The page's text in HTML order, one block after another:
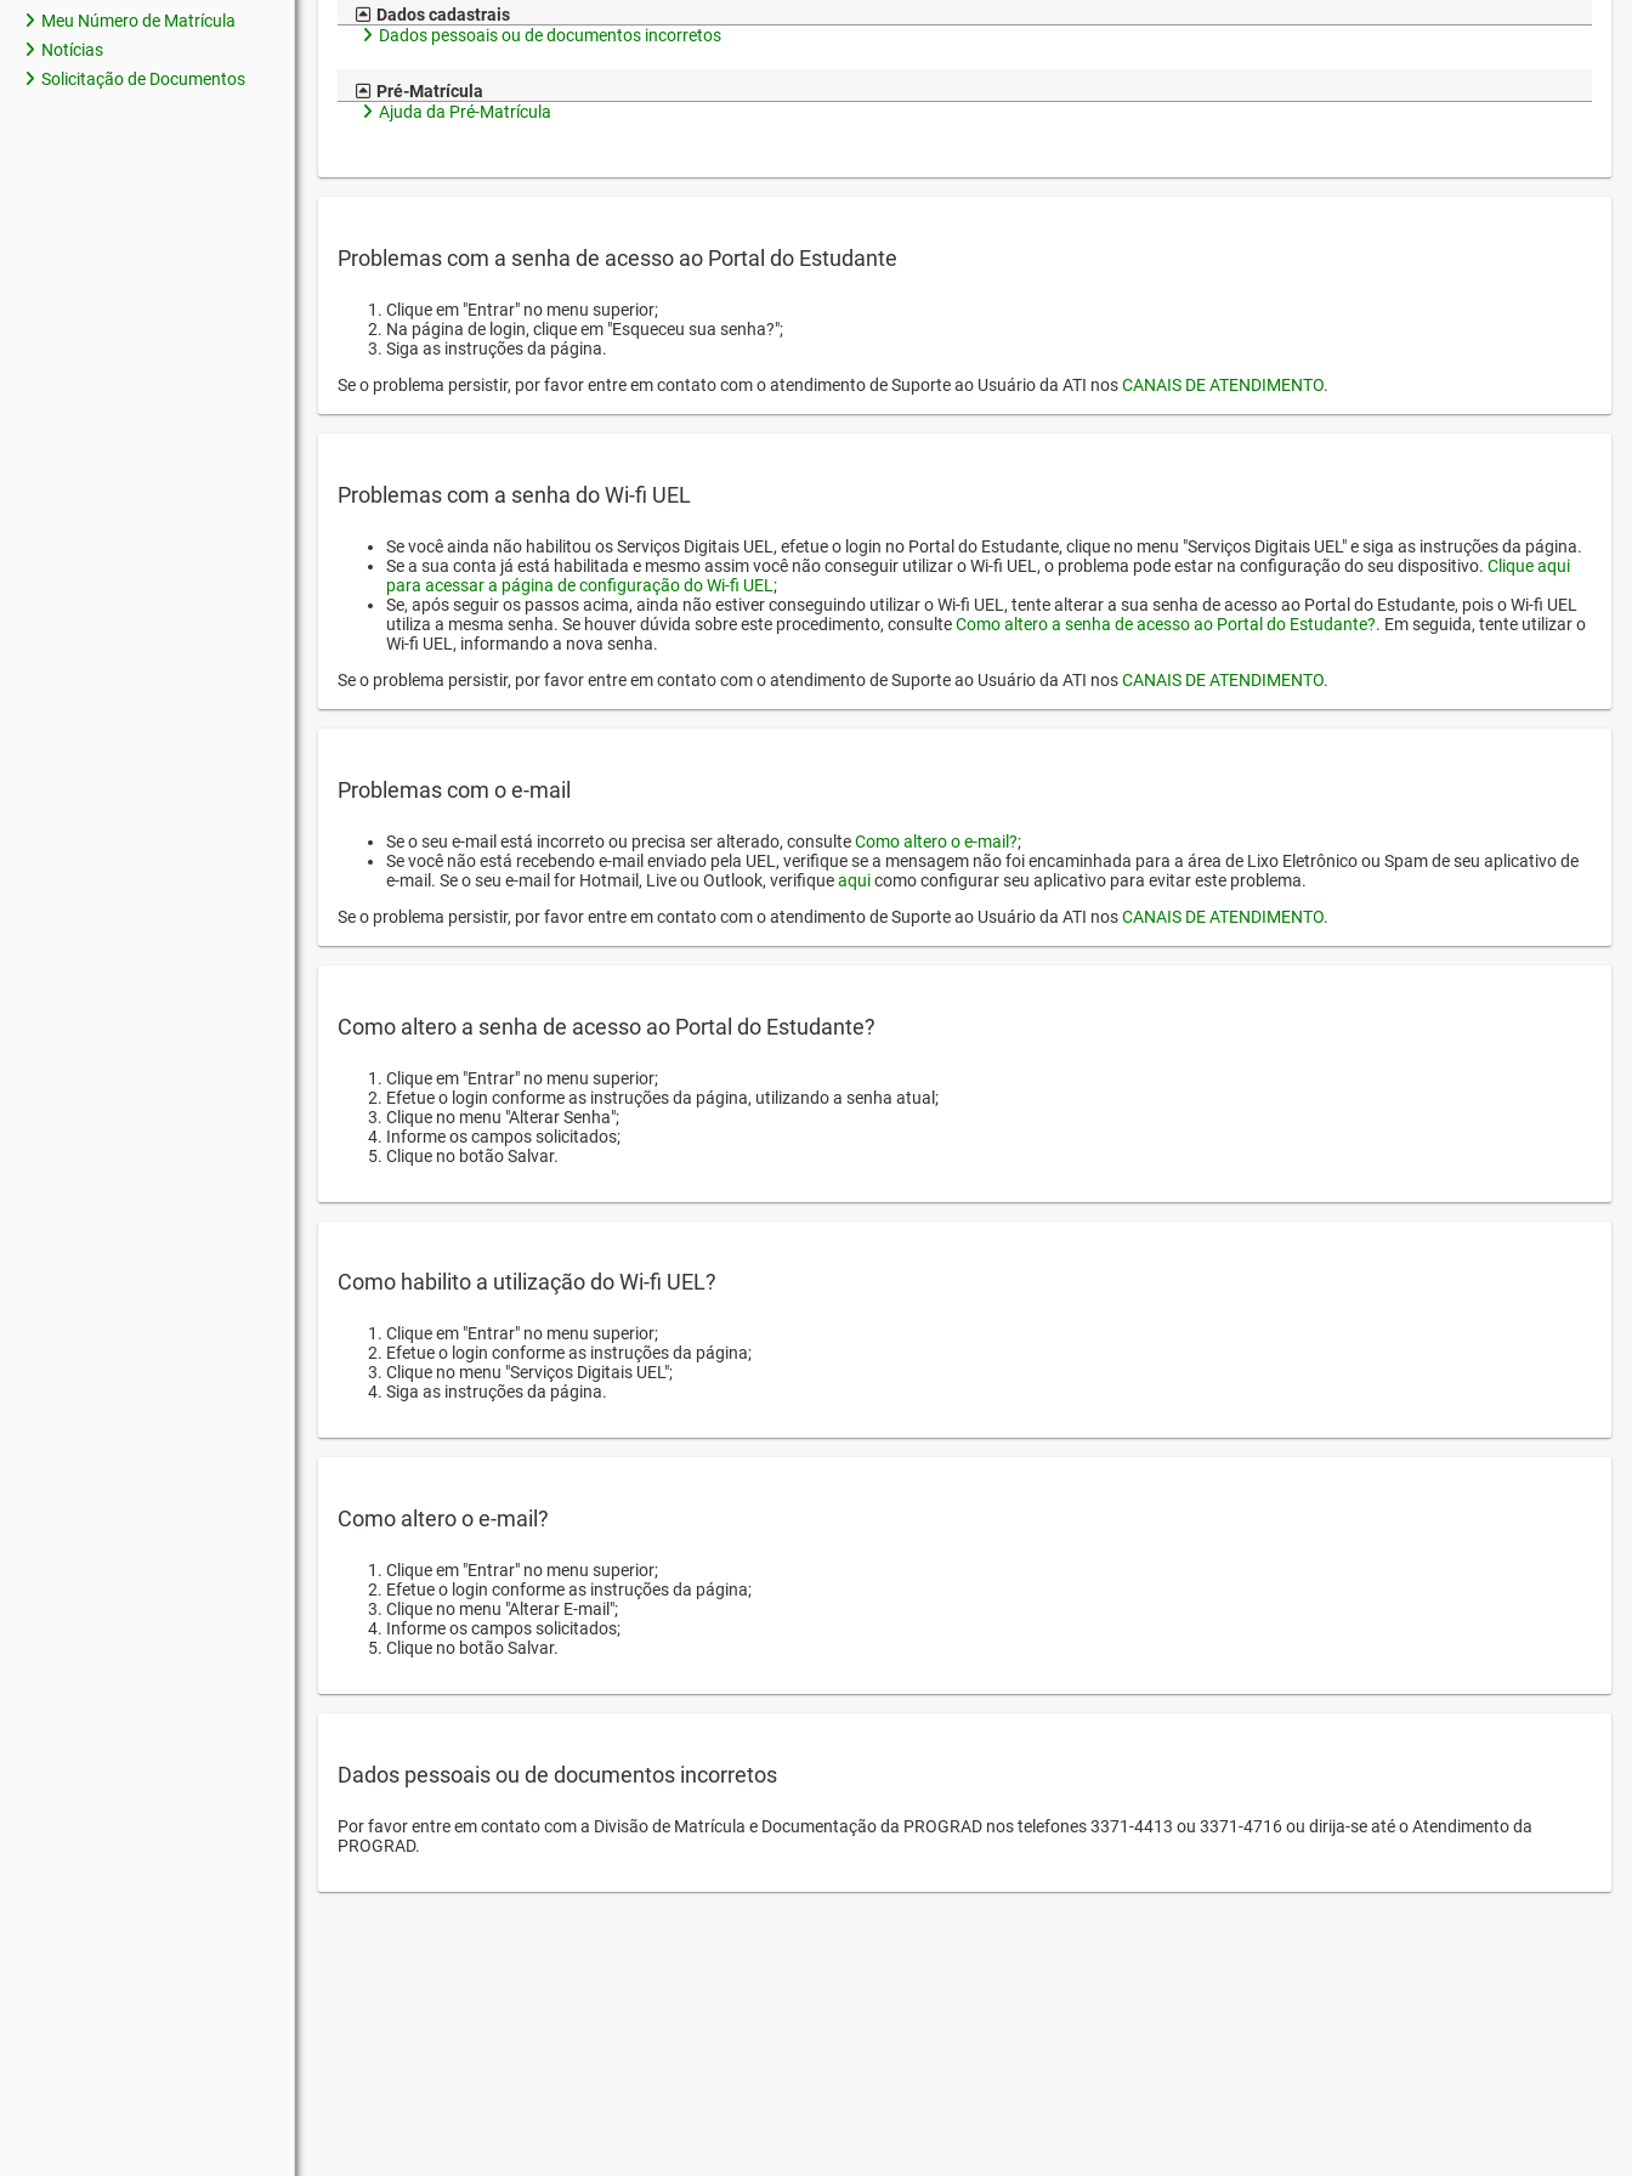
Meu Número de Matrícula
Notícias
Solicitação de Documentos
Dados cadastrais
Dados pessoais ou de documentos incorretos
Pré-Matrícula
Ajuda da Pré-Matrícula
Problemas com a senha de acesso ao Portal do Estudante
Clique em "Entrar" no menu superior;
Na página de login, clique em "Esqueceu sua senha?";
Siga as instruções da página.
Se o problema persistir, por favor entre em contato com o atendimento de Suporte ao Usuário da ATI nosCANAIS DE ATENDIMENTO.
Problemas com a senha do Wi-fi UEL
Se você ainda não habilitou os Serviços Digitais UEL, efetue o login no Portal do Estudante, clique no menu "Serviços Digitais UEL" e siga as instruções da página.
Se a sua conta já está habilitada e mesmo assim você não conseguir utilizar o Wi-fi UEL, o problema pode estar na configuração do seu dispositivo. Clique aqui
para acessar a página de configuração do Wi-fi UEL ;
Se, após seguir os passos acima, ainda não estiver conseguindo utilizar o Wi-fi UEL, tente alterar a sua senha de acesso ao Portal do Estudante, pois o Wi-fi UEL
utiliza a mesma senha. Se houver dúvida sobre este procedimento, consulteComo altero a senha de acesso ao Portal do Estudante?. Em seguida, tente utilizar o
Wi-fi UEL, informando a nova senha.
Se o problema persistir, por favor entre em contato com o atendimento de Suporte ao Usuário da ATI nosCANAIS DE ATENDIMENTO.
Problemas com o e-mail
Se o seu e-mail está incorreto ou precisa ser alterado, consulteComo altero o e-mail?;
Se você não está recebendo e-mail enviado pela UEL, verifique se a mensagem não foi encaminhada para a área de Lixo Eletrônico ou Spam de seu aplicativo de
e-mail. Se o seu e-mail for Hotmail, Live ou Outlook, verifiqueaquicomo configurar seu aplicativo para evitar este problema.
Se o problema persistir, por favor entre em contato com o atendimento de Suporte ao Usuário da ATI nosCANAIS DE ATENDIMENTO.
Como altero a senha de acesso ao Portal do Estudante?
Clique em "Entrar" no menu superior;
Efetue o login conforme as instruções da página, utilizando a senha atual;
Clique no menu "Alterar Senha";
Informe os campos solicitados;
Clique no botão Salvar.
Como habilito a utilização do Wi-fi UEL?
Clique em "Entrar" no menu superior;
Efetue o login conforme as instruções da página;
Clique no menu "Serviços Digitais UEL";
Siga as instruções da página.
Como altero o e-mail?
Clique em "Entrar" no menu superior;
Efetue o login conforme as instruções da página;
Clique no menu "Alterar E-mail";
Informe os campos solicitados;
Clique no botão Salvar.
Dados pessoais ou de documentos incorretos
Por favor entre em contato com a Divisão de Matrícula e Documentação da PROGRAD nos telefones 3371-4413 ou 3371-4716 ou dirija-se até o Atendimento da
PROGRAD.